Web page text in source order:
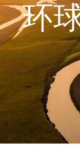
环